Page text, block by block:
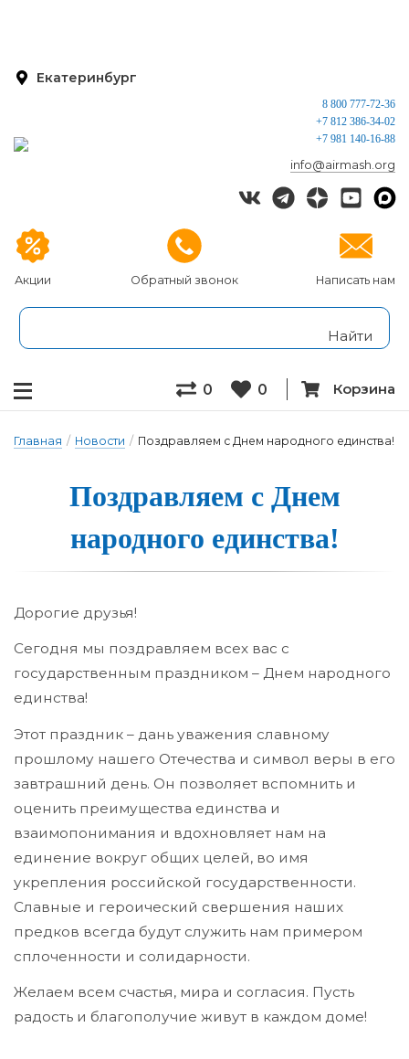
Екатеринбург
Акции Обратный звонок Написать нам
8 800 777-72-36
+7 812 386-34-02
+7 981 140-16-88
info@airmash.org
0 0 Корзина
Главная / Новости / Поздравляем с Днем народного единства!
Поздравля­ем с Днем
на­род­но­го е­динс­тва!
Дорогие друзья!
Сегодня мы поздравляем всех вас с
государственным праздником – Днем народного
единства!
Этот праздник – дань уважения славному
прошлому нашего Отечества и символ веры в его
завтрашний день. Он позволяет вспомнить и
оценить преимущества единства и
взаимопонимания и вдохновляет нам на
единение вокруг общих целей, во имя
укрепления российской государственности.
Славные и героический свершения наших
предков всегда будут служить нам примером
сплоченности и солидарности.
Желаем всем счастья, мира и согласия. Пусть
радость и благополучие живут в каждом доме!